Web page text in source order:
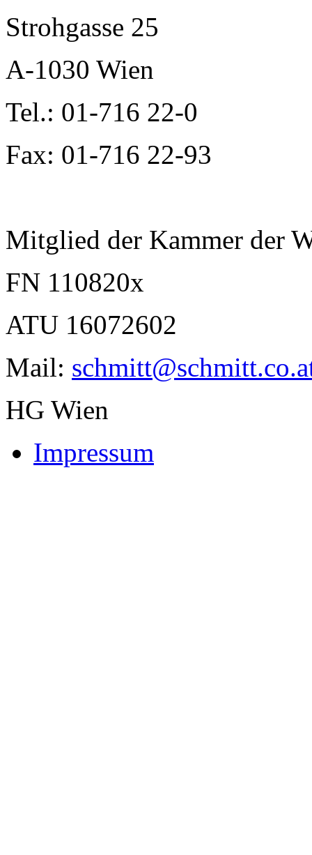
Strohgasse 25
A-1030 Wien
Tel.: 01-716 22-0
Fax: 01-716 22-93
Mitglied der Kammer der
FN 110820x
ATU 16072602
Mail:
HG Wien
Impressum